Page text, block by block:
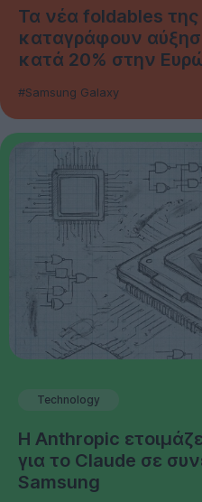
Τα νέα foldables
καταγράφουν
κατά 20% στην
#Samsung Galaxy
Technology
Η Anthropic
για το Claude σε
Samsung